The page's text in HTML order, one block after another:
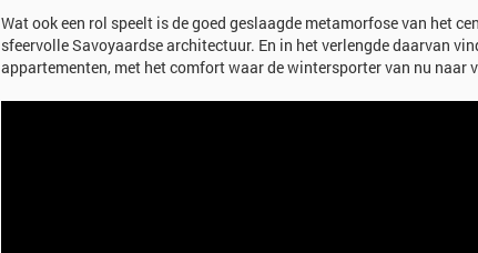
Wat ook een rol speelt is de goed geslaagde metamorfose van het
sfeervolle Savoyaardse architectuur. En in het verlengde daarvan
appartementen, met het comfort waar de wintersporter van nu naar